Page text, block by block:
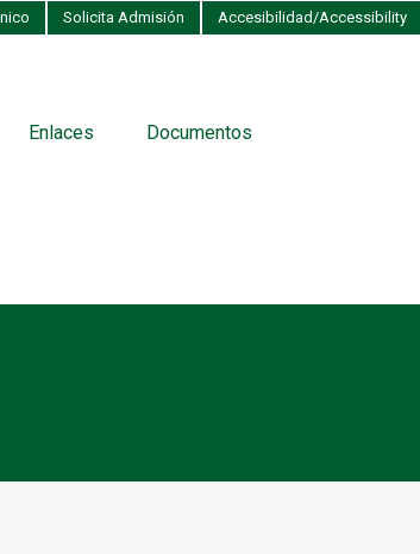
Solicita Admisión Accesibilidad/Accessibility
Enlaces Documentos